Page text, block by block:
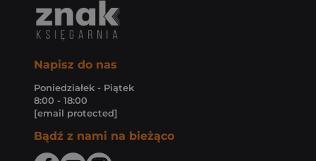
Napisz do nas
Poniedziałek - Piątek
8:00 - 18:00
[email protected]
Bądź z nami na bieżąco